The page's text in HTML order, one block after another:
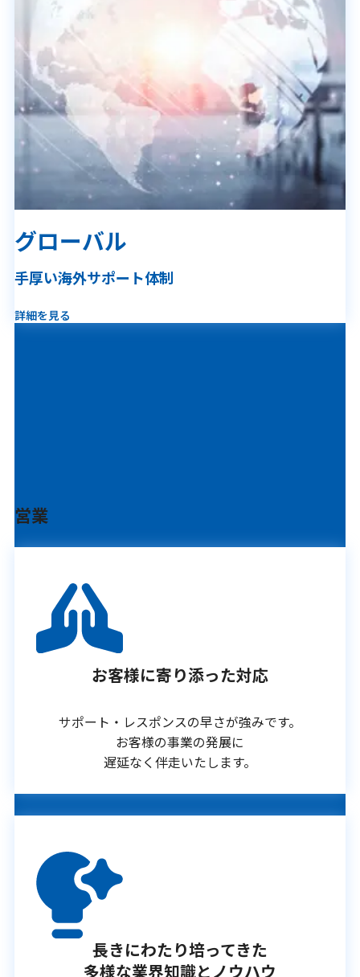
グローバル
手厚い海外サポート体制
詳細を見る
営業
お客様に寄り添った対応
サポート・レスポンスの早さが強みです。
お客様の事業の発展に
遅延なく伴走いたします。
長きにわたり培ってきた
多様な業界知識とノウハウ